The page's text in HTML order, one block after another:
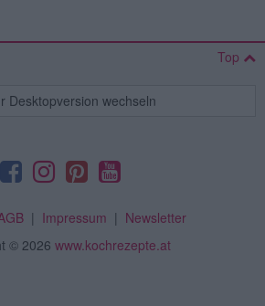
Top
Desktopversion wechseln
| Impressum | Newsletter
© 2026 www.kochrezepte.at